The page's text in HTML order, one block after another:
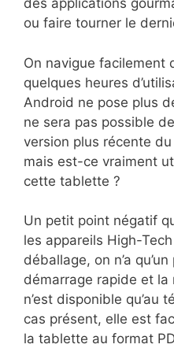
des applications
ou faire tourner le
On navigue facilement
quelques heures
Android ne pose plus
ne sera pas possible
version plus récente
mais est-ce vraiment
cette tablette ?
Un petit point négatif
les appareils High-
déballage, on n’a
démarrage rapide et la
n’est disponible qu’au
cas présent, elle est
la tablette au format